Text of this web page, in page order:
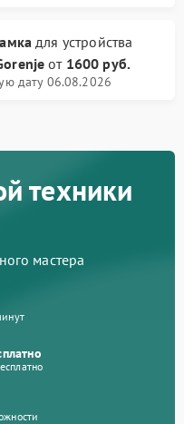
для устройства
от 1600 руб.
дату 06.08.2026
техники
мастера